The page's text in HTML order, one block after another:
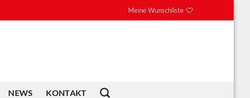
Meine Wunschliste
NEWS KONTAKT